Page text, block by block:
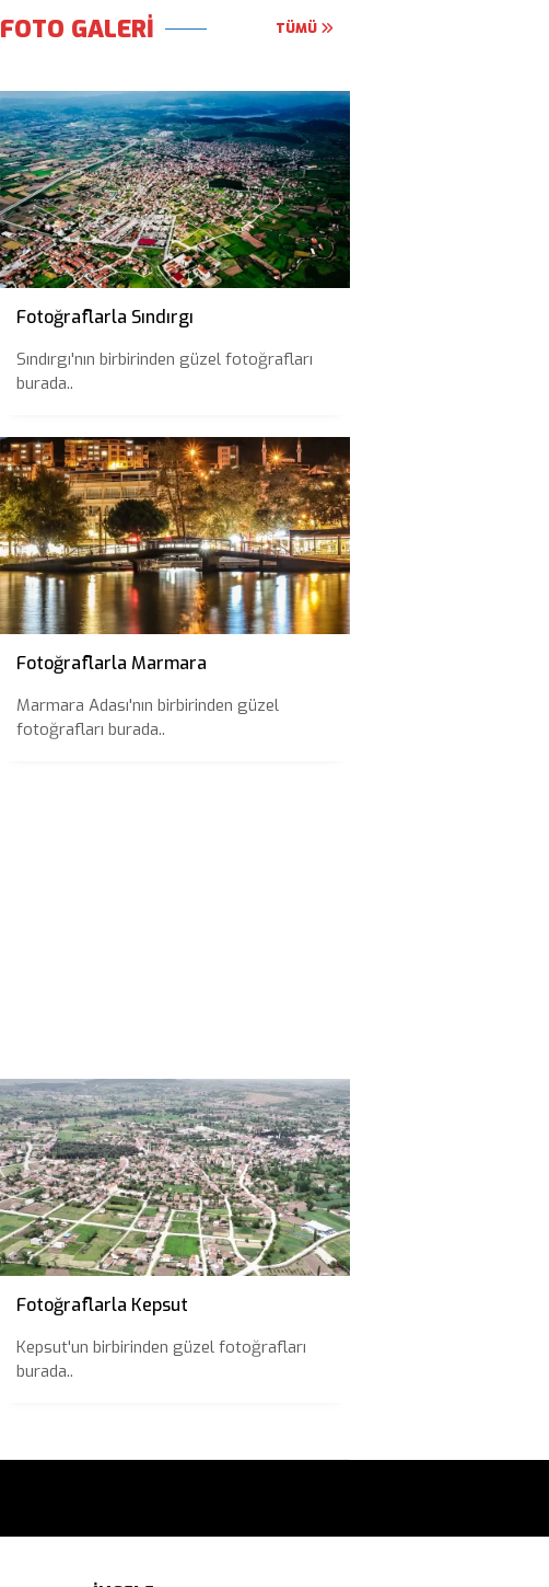
FOTO GALERİ TÜMÜ
Fotoğraflarla Sındırgı
Sındırgı'nın birbirinden güzel fotoğrafları
burada..
Fotoğraflarla Marmara
Marmara Adası'nın birbirinden güzel
fotoğrafları burada..
Fotoğraflarla Kepsut
Kepsut'un birbirinden güzel fotoğrafları
burada..